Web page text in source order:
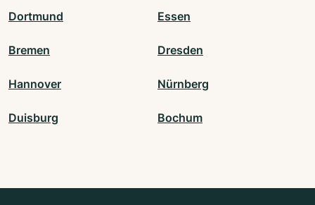
Dortmund Essen
Bremen Dresden
Hannover Nürnberg
Duisburg Bochum